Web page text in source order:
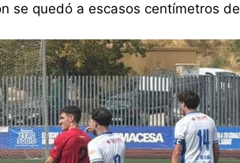
se quedó a escasos centímetros